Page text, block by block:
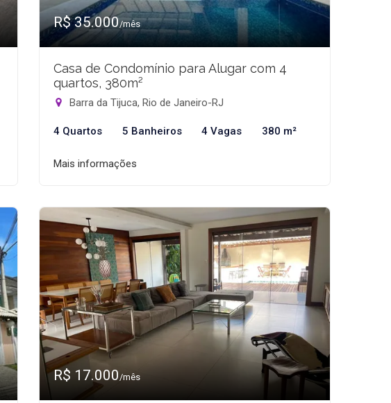
R$ 35.000/mês
Casa de Condomínio para Alugar com 4
quartos, 380m²
Barra da Tijuca, Rio de Janeiro-RJ
4 Quartos 5 Banheiros 4 Vagas 380 m²
Mais informações
R$ 17.000/mês